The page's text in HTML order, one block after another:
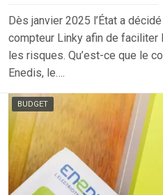
Dès janvier 2025 l’État a
compteur Linky afin de
les risques. Qu’est-ce que le
Enedis, le….
BUDGET